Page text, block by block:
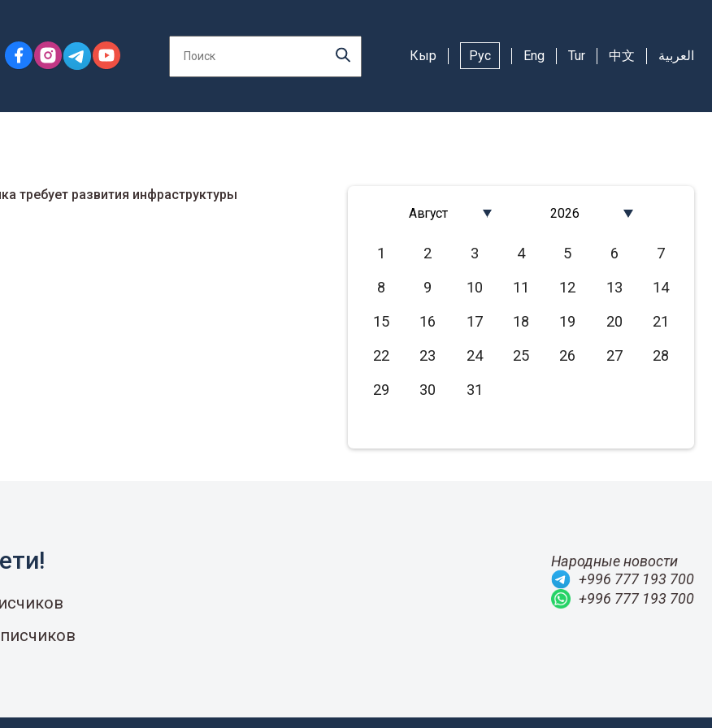
Кыр Рус Eng Tur 中文 العربية
требует развития инфраструктуры
Август
Март
Апрель
Июнь
Июль
2026
2024
2023
2021
1 2 3 4 5 6
7
8
9 10 11 12 13
14
15
16 17 18 19 20
21
22
23 24 25 26 27
28
29
30 31
Народные новости
+996 777 193 700
+996 777 193 700